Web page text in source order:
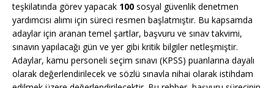
teşkilatında görev yapacak 100 sosyal güvenlik denetmen
yardımcısı alımı için süreci resmen başlatmıştır. Bu kapsamda
adaylar için aranan temel şartlar, başvuru ve sınav takvimi,
sınavın yapılacağı gün ve yer gibi kritik bilgiler netleşmiştir.
Adaylar, kamu personeli seçim sınavı (KPSS) puanlarına dayalı
olarak değerlendirilecek ve sözlü sınavla nihai olarak istihdam